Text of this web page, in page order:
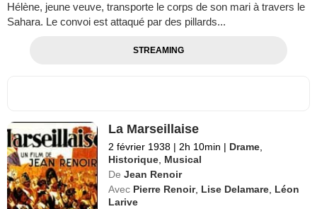
Hélène, jeune veuve, transporte le corps de son mari à travers le
Sahara. Le convoi est attaqué par des pillards...
STREAMING
La Marseillaise
2 février 1938 | 2h 10min | Drame,
Historique, Musical
De Jean Renoir
Avec Pierre Renoir, Lise Delamare, Léon
Larive